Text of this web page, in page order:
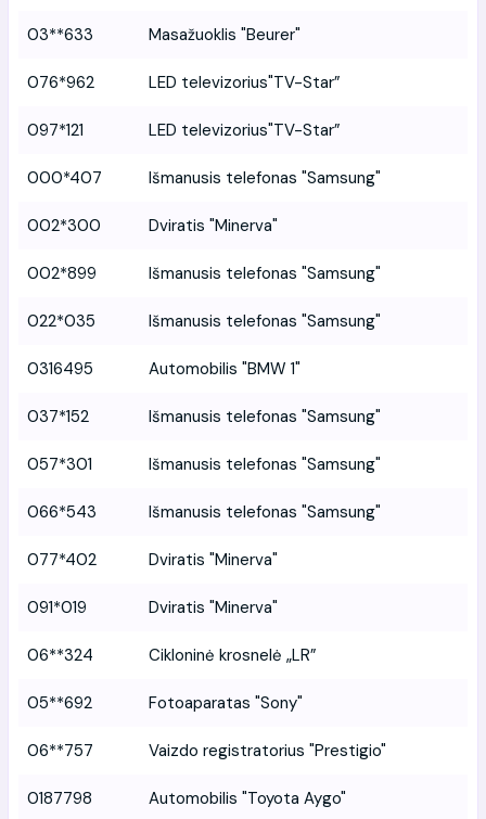
03**633 Masažuoklis "Beurer"
076*962 LED televizorius"TV-Star”
097*121 LED televizorius"TV-Star”
000*407 Išmanusis telefonas "Samsung"
002*300 Dviratis "Minerva"
002*899 Išmanusis telefonas "Samsung"
022*035 Išmanusis telefonas "Samsung"
0316495 Automobilis "BMW 1"
037*152 Išmanusis telefonas "Samsung"
057*301 Išmanusis telefonas "Samsung"
066*543 Išmanusis telefonas "Samsung"
077*402 Dviratis "Minerva"
091*019 Dviratis "Minerva"
06**324 Cikloninė krosnelė „LR”
05**692 Fotoaparatas "Sony"
06**757 Vaizdo registratorius "Prestigio"
0187798 Automobilis "Toyota Aygo"